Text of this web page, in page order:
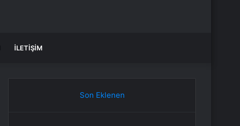
İLETIŞIM
Son Eklenen